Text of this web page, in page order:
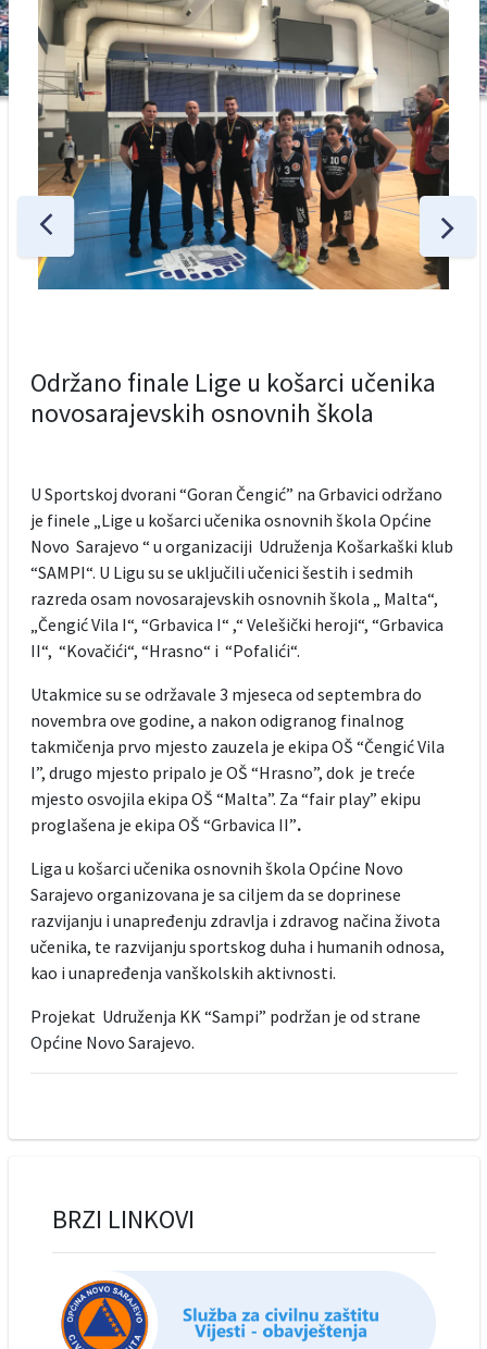
Održano finale Lige u košarci učenika
novosarajevskih osnovnih škola
U Sportskoj dvorani “Goran Čengić” na Grbavici održano
je finele „Lige u košarci učenika osnovnih škola Općine
Novo Sarajevo “ u organizaciji Udruženja Košarkaški klub
“SAMPI“. U Ligu su se uključili učenici šestih i sedmih
razreda osam novosarajevskih osnovnih škola „ Malta“,
„Čengić Vila I“, “Grbavica I“ ,“ Velešički heroji“, “Grbavica
II“, “Kovačići“, “Hrasno“ i “Pofalići“.
Utakmice su se održavale 3 mjeseca od septembra do
novembra ove godine, a nakon odigranog finalnog
takmičenja prvo mjesto zauzela je ekipa OŠ “Čengić Vila
I”, drugo mjesto pripalo je OŠ “Hrasno”, dok je treće
mjesto osvojila ekipa OŠ “Malta”. Za “fair play” ekipu
proglašena je ekipa OŠ “Grbavica II”.
Liga u košarci učenika osnovnih škola Općine Novo
Sarajevo organizovana je sa ciljem da se doprinese
razvijanju i unapređenju zdravlja i zdravog načina života
učenika, te razvijanju sportskog duha i humanih odnosa,
kao i unapređenja vanškolskih aktivnosti.
Projekat Udruženja KK “Sampi” podržan je od strane
Općine Novo Sarajevo.
BRZI LINKOVI